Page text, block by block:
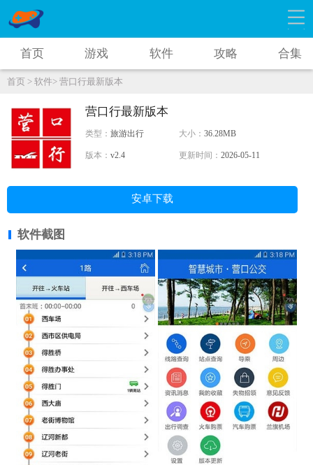
首页 游戏 软件 攻略 合集
首页 > 软件> 营口行最新版本
营口行最新版本
类型：旅游出行 大小： 36.28MB
版本：v2.4 更新时间： 2026-05-11
安卓下载
软件截图